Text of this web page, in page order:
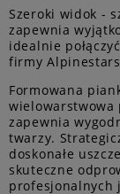
Szeroki widok -
zapewnia
idealnie
firmy Alpinestars
Formowana
zapewnia
twarzy.
doskonałe
skuteczne
profesjonalnych